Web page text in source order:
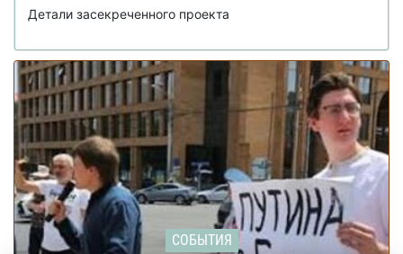
Детали засекреченного проекта
СОБЫТИЯ